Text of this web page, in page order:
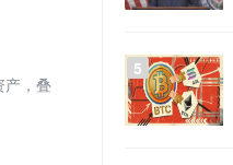
，叠
5